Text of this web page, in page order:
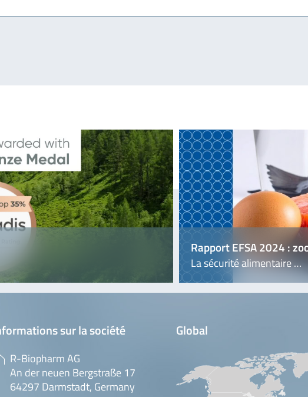
Rapport EFSA 2024 :
La sécurité alimentaire …
sur la société
R-Biopharm AG
An der neuen Bergstraße 17
64297 Darmstadt, Germany
Global